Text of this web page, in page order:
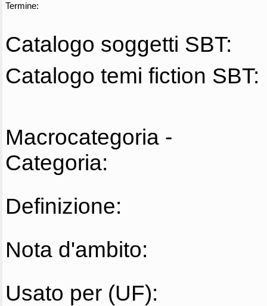
Termine:
Catalogo soggetti SBT:
Catalogo temi fiction SBT:
Macrocategoria -
Categoria:
Definizione:
Nota d'ambito:
Usato per (UF):